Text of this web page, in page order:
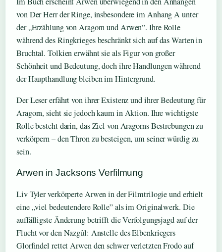
von Der Herr der Ringe, insbesondere im Anhang A unter
der „Erzählung von Aragorn und Arwen”. Ihre Rolle
während des Ringkrieges beschränkt sich auf das Warten in
Bruchtal. Tolkien erwähnt sie als Figur von großer
Schönheit und Bedeutung, doch ihre Handlungen während
der Haupthandlung bleiben im Hintergrund.
Der Leser erfährt von ihrer Existenz und ihrer Bedeutung für
Aragorn, sieht sie jedoch kaum in Aktion. Ihre wichtigste
Rolle besteht darin, das Ziel von Aragorns Bestrebungen zu
verkörpern – den Thron zu besteigen, um seiner würdig zu
sein.
Arwen in Jacksons Verfilmung
Liv Tyler verkörperte Arwen in der Filmtrilogie und erhielt
eine „viel bedeutendere Rolle” als im Originalwerk. Die
auffälligste Änderung betrifft die Verfolgungsjagd auf der
Flucht vor den Nazgûl: Anstelle des Elbenkriegers
Glorfindel rettet Arwen den schwer verletzten Frodo auf